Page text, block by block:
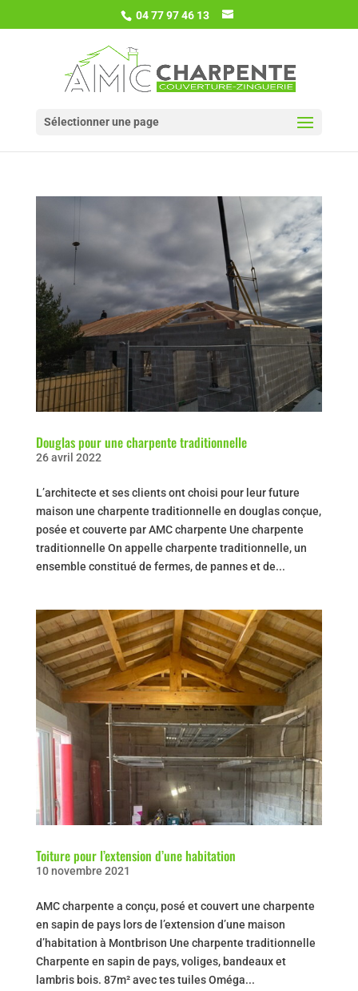
04 77 97 46 13
Sélectionner une page
Douglas pour une charpente traditionnelle
26 avril 2022
L’architecte et ses clients ont choisi pour leur future
maison une charpente traditionnelle en douglas conçue,
posée et couverte par AMC charpente Une charpente
traditionnelle On appelle charpente traditionnelle, un
ensemble constitué de fermes, de pannes et de...
Toiture pour l’extension d’une habitation
10 novembre 2021
AMC charpente a conçu, posé et couvert une charpente
en sapin de pays lors de l’extension d’une maison
d’habitation à Montbrison Une charpente traditionnelle
Charpente en sapin de pays, voliges, bandeaux et
lambris bois. 87m² avec tes tuiles Oméga...